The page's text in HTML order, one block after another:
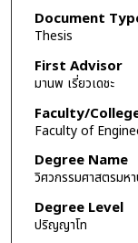
Document
Thesis
First Advisor
มานพ เรี่ยวเดชะ
Faculty/
Faculty of
Degree Name
วิศวกรรมศาสตรมห
Degree Level
ปริญญาโท